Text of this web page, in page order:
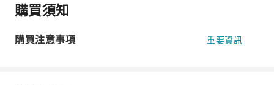
購買須知
購買注意事項 重要資訊